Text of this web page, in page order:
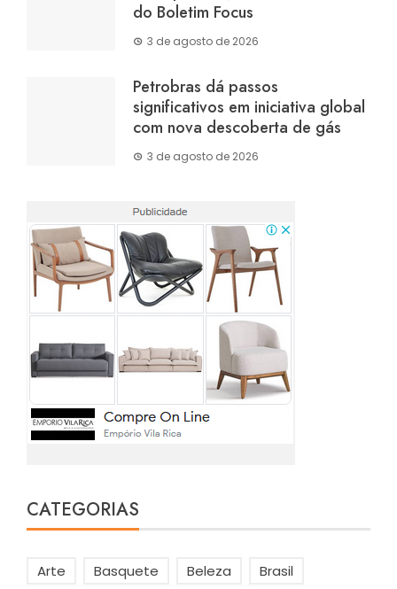
do Boletim Focus
3 de agosto de 2026
Petrobras dá passos
significativos em iniciativa global
com nova descoberta de gás
3 de agosto de 2026
CATEGORIAS
Arte Basquete Beleza
Brasil